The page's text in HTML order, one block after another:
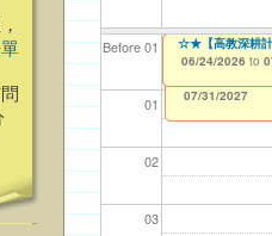
Before 01
01
02
03
【資網處】
整合系統～表單
12/31/2027
【財務處】工讀
11/12/2021 to
【財務處】漏打
錄
07/31/2027
114
04/
114
02/
【學
07/
教務
11/
商品
11/
CDC 前程規劃處
03/02/2026 to
▼▼【台北諮商】
05/26/2026 to
【教學暨學習資
06/23/2026 to
☆★【高教深耕
06/24/2026 to